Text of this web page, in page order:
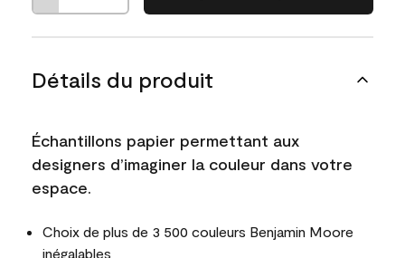
Détails du produit
Échantillons papier permettant aux
designers d’imaginer la couleur dans votre
espace.
Choix de plus de 3 500 couleurs Benjamin Moore
inégalables